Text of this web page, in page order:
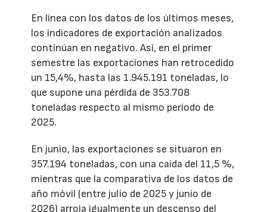
En línea con los datos de los últimos meses,
los indicadores de exportación analizados
continúan en negativo. Así, en el primer
semestre las exportaciones han retrocedido
un 15,4%, hasta las 1.945.191 toneladas, lo
que supone una pérdida de 353.708
toneladas respecto al mismo período de
2025.
En junio, las exportaciones se situaron en
357.194 toneladas, con una caída del 11,5 %,
mientras que la comparativa de los datos de
año móvil (entre julio de 2025 y junio de
2026) arroja igualmente un descenso del